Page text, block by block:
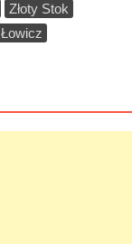
Złoty Stok
Łowicz